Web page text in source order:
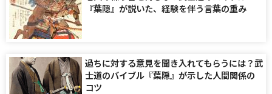
『葉隠』が説いた、経験を伴う言葉の重み
過ちに対する意見を聞き入れてもらうには？武
士道のバイブル『葉隠』が示した人間関係の
コツ